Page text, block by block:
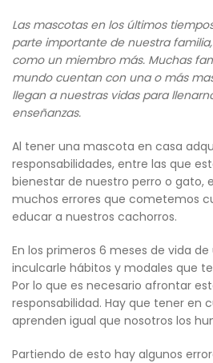
Las mascotas en los últimos
parte importante de nuestra
como un miembro más. Muchas
mundo cuentan con una o más
llegan a nuestras vidas para
enseñanzas.
Al tener una mascota en casa
responsabilidades, entre las que
bienestar de nuestro perro o gato,
muchos errores que cometemos
educar a nuestros cachorros.
En los primeros 6 meses de vida
inculcarle hábitos y modales que
Por lo que es necesario afrontar
responsabilidad. Hay que tener en
aprenden igual que nosotros los
Partiendo de esto hay algunos